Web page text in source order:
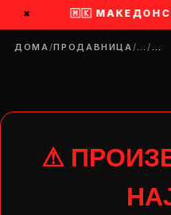
× 🇲🇰
ДОМА/ПРОДАВНИЦА/…/…
⚠